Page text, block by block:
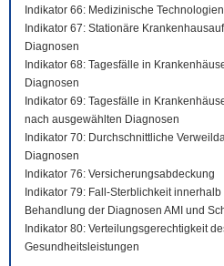
Indikator 66: Medizinische
Indikator 67: Stationäre
Diagnosen
Indikator 68: Tagesfälle in
Diagnosen
Indikator 69: Tagesfälle in
nach ausgewählten Diagnosen
Indikator 70: Durchschnittliche
Diagnosen
Indikator 76: Versicherungsabdeckung
Indikator 79: Fall-Sterblichkeit
Behandlung der Diagnosen AMI und
Indikator 80: Verteilungsgerechtigkeit
Gesundheitsleistungen